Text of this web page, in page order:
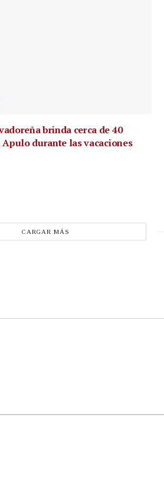
brinda cerca de 40
Apulo durante las vacaciones
CARGAR MÁS